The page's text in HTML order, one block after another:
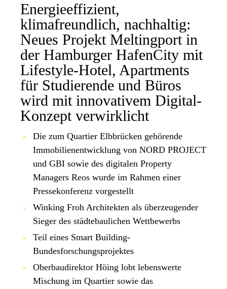
Referenzen
Unternehmen
Karriere
Kontakt
Energieeffizient,
klimafreundlich, nachhaltig:
Neues Projekt Meltingport in
der Hamburger HafenCity mit
Lifestyle-Hotel, Apartments
für Studierende und Büros
wird mit innovativem Digital-
Konzept verwirklicht
Die zum Quartier Elbbrücken gehörende
Immobilienentwicklung von NORD PROJECT
und GBI sowie des digitalen Property
Managers Reos wurde im Rahmen einer
Pressekonferenz vorgestellt
Winking Froh Architekten als überzeugender
Sieger des städtebaulichen Wettbewerbs
Teil eines Smart Building-
Bundesforschungsprojektes
Oberbaudirektor Höing lobt lebenswerte
Mischung im Quartier sowie das